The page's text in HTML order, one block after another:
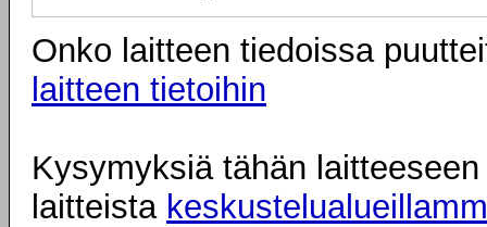
Onko laitteen tiedoissa
laitteen tietoihin
Kysymyksiä tähän
laitteista